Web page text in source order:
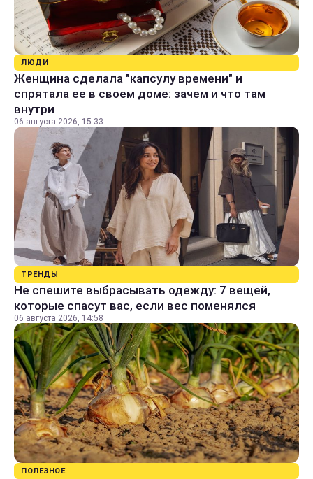
ЛЮДИ
Женщина сделала "капсулу времени" и
спрятала ее в своем доме: зачем и что там
внутри
06 августа 2026, 15:33
ТРЕНДЫ
Не спешите выбрасывать одежду: 7 вещей,
которые спасут вас, если вес поменялся
06 августа 2026, 14:58
ПОЛЕЗНОЕ